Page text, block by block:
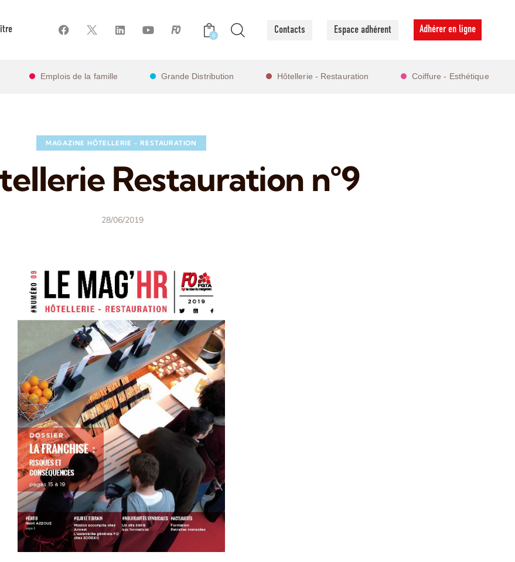
0 Contacts Espace adhérent Adhérer en ligne
Emplois de la famille Grande Distribution Hôtellerie - Restauration Coiffure - Esthétique
MAGAZINE HÔTELLERIE - RESTAURATION
Restauration n°9
28/06/2019